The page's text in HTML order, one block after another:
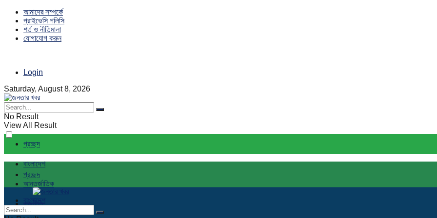
আমাদের সম্পর্কে
প্রাইভেসি পলিসি
শর্ত ও নীতিমালা
যোগাযোগ করুন
Login
Saturday, August 8, 2026
No Result
View All Result
প্রচ্ছদ
বাংলাদেশ
আন্তর্জাতিক
রাজনীতি
প্রচ্ছদ
বাংলাদেশ